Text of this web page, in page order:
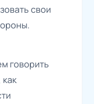
свои
говорить